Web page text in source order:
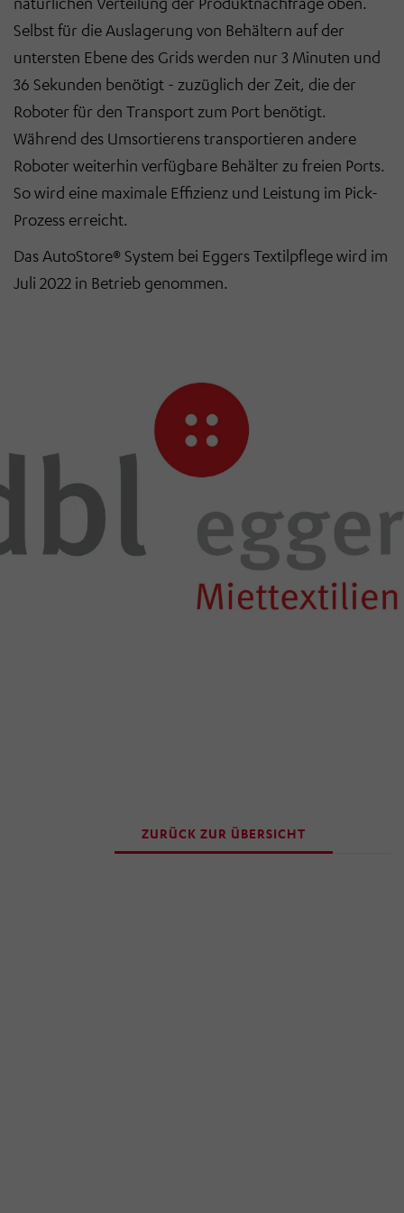
Schaltfläche „Einwilligung ändern“ können Sie zudem
Ihre getroffenen Einstellungen anpassen.
Selbst für die Auslagerung von Behältern auf der
untersten Ebene des Grids werden nur 3 Minuten und
36 Sekunden benötigt - zuzüglich der Zeit, die der
Roboter für den Transport zum Port benötigt.
Während des Umsortierens transportieren andere
Roboter weiterhin verfügbare Behälter zu freien Ports.
So wird eine maximale Effizienz und Leistung im Pick-
Prozess erreicht.
Das AutoStore® System bei Eggers Textilpflege wird im
Juli 2022 in Betrieb genommen.
ZURÜCK ZUR ÜBERSICHT